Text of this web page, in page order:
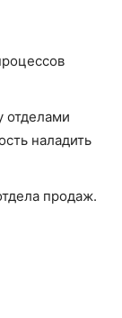
отделами
наладить
продаж.